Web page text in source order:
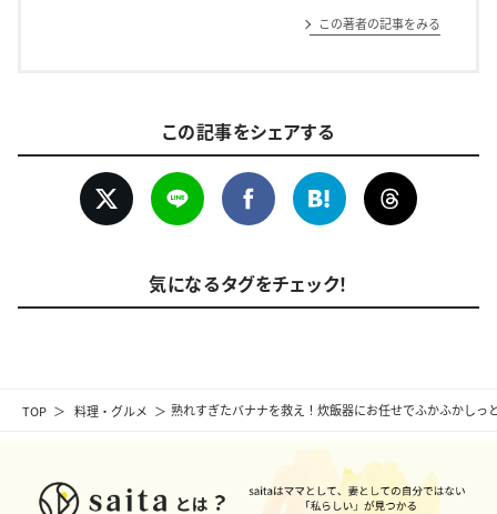
TOP 料理・グルメ 熟れすぎたバナナを救え！炊飯器にお任せでふかふかし
この著者の記事をみる
この記事をシェアする
気になるタグをチェック！